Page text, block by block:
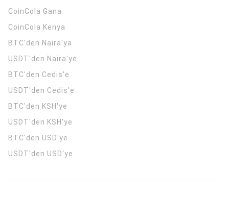
CoinCola Gana
CoinCola Kenya
BTC'den Naira'ya
USDT'den Naira'ye
BTC'den Cedis'e
USDT'den Cedis'e
BTC'den KSH'ye
USDT'den KSH'ye
BTC'den USD'ye
USDT'den USD'ye